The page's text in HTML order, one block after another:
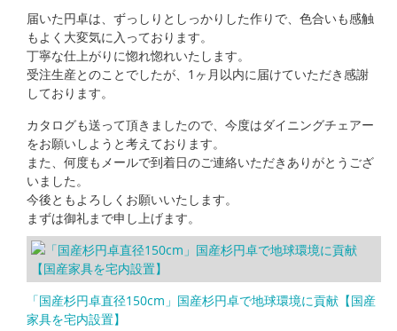
届いた円卓は、ずっしりとしっかりした作りで、色合いも感触
もよく大変気に入っております。
丁寧な仕上がりに惚れ惚れいたします。
受注生産とのことでしたが、1ヶ月以内に届けていただき感謝
しております。
カタログも送って頂きましたので、今度はダイニングチェアー
をお願いしようと考えております。
また、何度もメールで到着日のご連絡いただきありがとうござ
いました。
今後ともよろしくお願いいたします。
まずは御礼まで申し上げます。
「国産杉円卓直径150cm」国産杉円卓で地球環境に貢献【国産
家具を宅内設置】